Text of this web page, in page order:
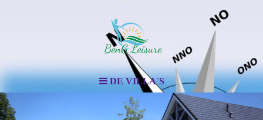
DE VILLA`S